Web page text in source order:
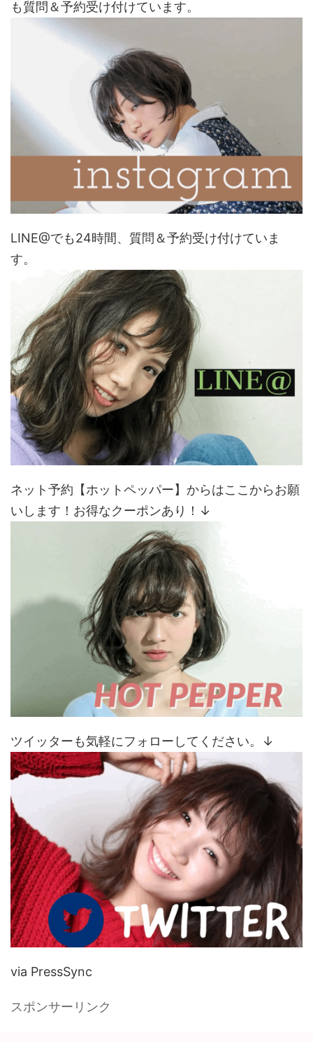
も質問＆予約受け付けています。
LINE@でも24時間、質問＆予約受け付けていま
す。
ネット予約【ホットペッパー】からはここからお願
いします！お得なクーポンあり！↓
ツイッターも気軽にフォローしてください。↓
via PressSync
スポンサーリンク